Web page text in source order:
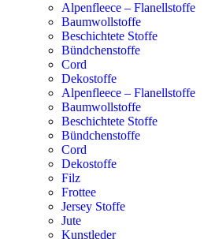
Alpenfleece – Flanellstoffe
Baumwollstoffe
Beschichtete Stoffe
Bündchenstoffe
Cord
Dekostoffe
Alpenfleece – Flanellstoffe
Baumwollstoffe
Beschichtete Stoffe
Bündchenstoffe
Cord
Dekostoffe
Filz
Frottee
Jersey Stoffe
Jute
Kunstleder